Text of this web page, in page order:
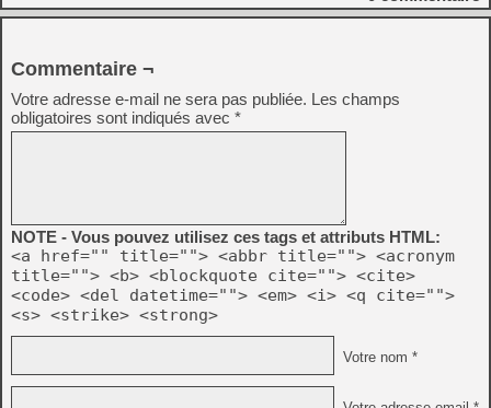
Commentaire ¬
Votre adresse e-mail ne sera pas publiée. Les champs
obligatoires sont indiqués avec *
NOTE - Vous pouvez utilisez ces tags et attributs HTML:
<a href="" title=""> <abbr title=""> <acronym
title=""> <b> <blockquote cite=""> <cite>
<code> <del datetime=""> <em> <i> <q cite="">
<s> <strike> <strong>
Votre nom *